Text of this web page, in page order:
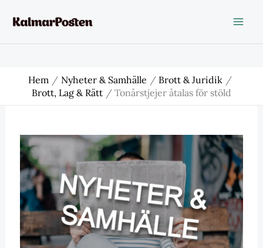
Hem Nyheter & Samhälle
Brott & Juridik
Brott, Lag & Rätt
Tonårstjejer åtalas för stöld